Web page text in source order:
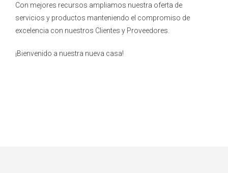
Con mejores recursos ampliamos nuestra oferta de
servicios y productos manteniendo el compromiso de
excelencia con nuestros Clientes y Proveedores.
¡Bienvenido a nuestra nueva casa!